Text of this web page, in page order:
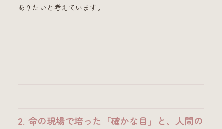
ありたいと考えています。
2. 命の現場で培った「確かな目」と、人間の